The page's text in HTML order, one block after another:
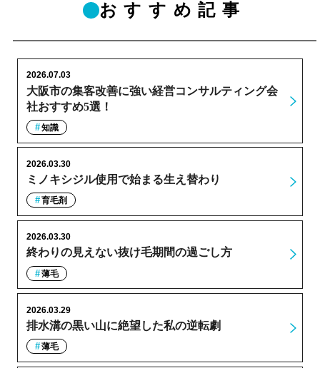
おすすめ記事
大阪市の集客改善に強い経営コンサルティング会
社おすすめ5選！
2026.07.03
知識
ミノキシジル使用で始まる生え替わり
2026.03.30
育毛剤
終わりの見えない抜け毛期間の過ごし方
2026.03.30
薄毛
排水溝の黒い山に絶望した私の逆転劇
2026.03.29
薄毛